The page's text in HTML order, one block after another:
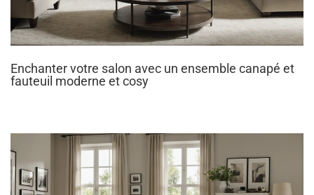
Enchanter votre salon avec un ensemble canapé et
fauteuil moderne et cosy